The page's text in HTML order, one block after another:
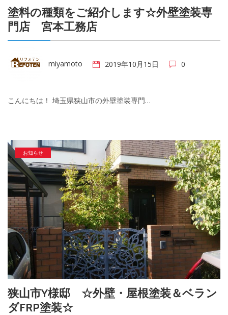
塗料の種類をご紹介します☆外壁塗装専
門店 宮本工務店
miyamoto 2019年10月15日 0
こんにちは！ 埼玉県狭山市の外壁塗装専門…
お知らせ
狭山市Y様邸 ☆外壁・屋根塗装＆ベラン
ダFRP塗装☆